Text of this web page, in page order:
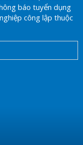
báo tuyển dụng
công lập thuộc